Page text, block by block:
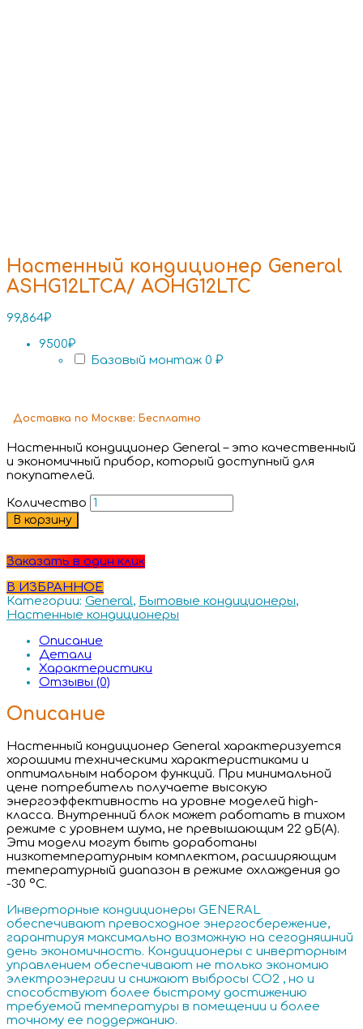
Настенный кондиционер General
ASHG12LTCA/ AOHG12LTC
99,864₽
9500₽
Базовый монтаж 0 ₽
Доставка по Москве: Бесплатно
Настенный кондиционер General – это качественный
и экономичный прибор, который доступный для
покупателей.
Количество
В корзину
Заказать в один клик
В ИЗБРАННОЕ
Категории: General, Бытовые кондиционеры,
Настенные кондиционеры
Описание
Детали
Характеристики
Отзывы (0)
Описание
Настенный кондиционер General характеризуется
хорошими техническими характеристиками и
оптимальным набором функций. При минимальной
цене потребитель получаете высокую
энергоэффективность на уровне моделей high-
класса. Внутренний блок может работать в тихом
режиме с уровнем шума, не превышающим 22 дБ(А).
Эти модели могут быть доработаны
низкотемпературным комплектом, расширяющим
температурный диапазон в режиме охлаждения до
-30 °С.
Инверторные кондиционеры GENERAL
обеспечивают превосходное энергосбережение,
гарантируя максимально возможную на сегодняшний
день экономичность. Кондиционеры с инверторным
управлением обеспечивают не только экономию
электроэнергии и снижают выбросы СО2 , но и
способствуют более быстрому достижению
требуемой температуры в помещении и более
точному ее поддержанию.